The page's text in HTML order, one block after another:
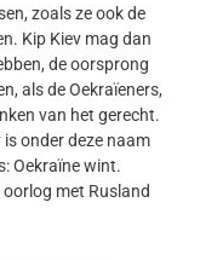
zoals ze ook de
Kip Kiev mag dan
de oorsprong
als de Oekraïeners,
van het gerecht.
is onder deze naam
Oekraïne wint.
met Rusland